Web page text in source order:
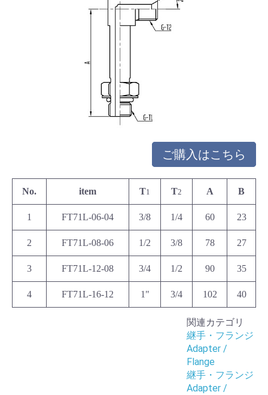
ご購入はこちら
No. item T1 T2 A B
1 FT71L-06-04 3/8 1/4 60 23
2 FT71L-08-06 1/2 3/8 78 27
3 FT71L-12-08 3/4 1/2 90 35
4 FT71L-16-12 1" 3/4 102 40
関連カテゴリ
継手・フランジ
Adapter /
Flange
継手・フランジ
Adapter /